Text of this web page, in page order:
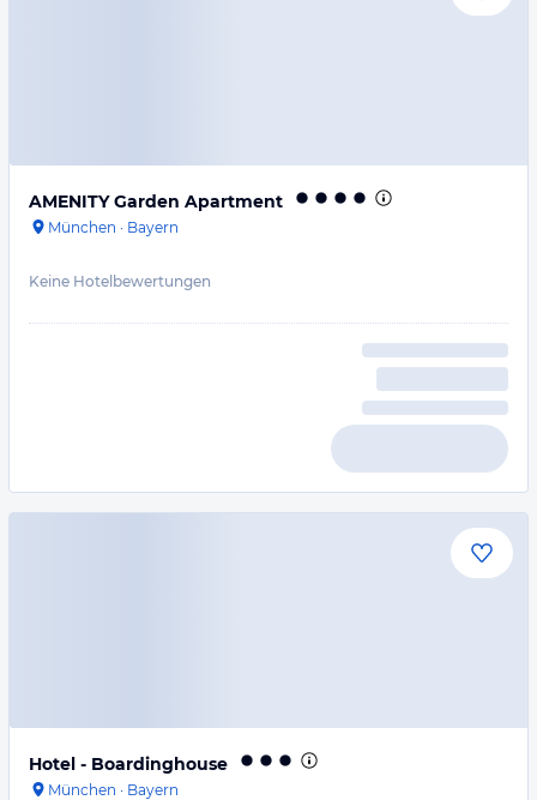
AMENITY Garden Apartment
München · Bayern
Keine Hotelbewertungen
Hotel - Boardinghouse
München · Bayern